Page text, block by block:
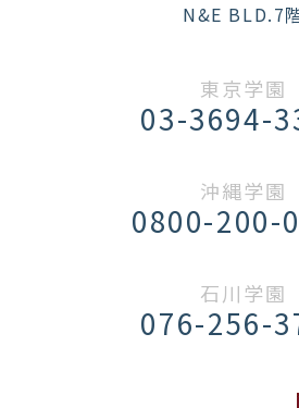
N&E BLD.7
東京学園
03-3694-
沖縄学園
0800-200-
石川学園
076-256-